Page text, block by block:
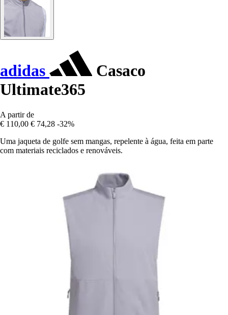
adidas
Casaco
Ultimate365
A partir de
€ 110,00 € 74,28 -32%
Uma jaqueta de golfe sem mangas, repelente à água, feita em parte
com materiais reciclados e renováveis.